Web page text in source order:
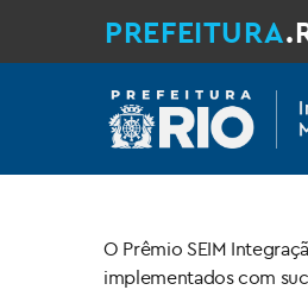
PREFEITURA
O Prêmio SEIM
implementados com